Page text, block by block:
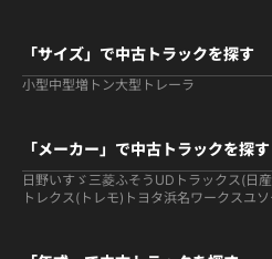
「サイズ」で中古トラックを探す
小型中型増トン大型 トレーラ
「メーカー」で中古トラックを探す
日野いすゞ 三菱ふそう UDトラックス(日
トレクス(トレモ) トヨタ浜名ワークスユ